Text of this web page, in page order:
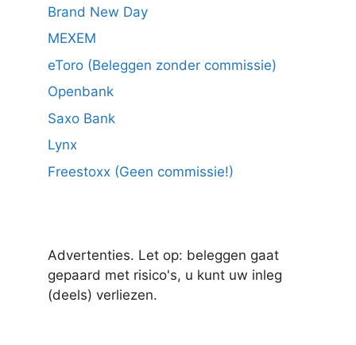
Brand New Day
MEXEM
eToro (Beleggen zonder commissie)
Openbank
Saxo Bank
Lynx
Freestoxx (Geen commissie!)
Advertenties. Let op: beleggen gaat
gepaard met risico's, u kunt uw inleg
(deels) verliezen.